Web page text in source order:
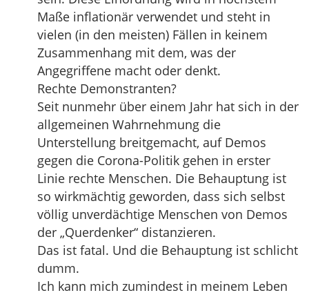
Maße inflationär verwendet und steht in
vielen (in den meisten) Fällen in keinem
Zusammenhang mit dem, was der
Angegriffene macht oder denkt.
Rechte Demonstranten?
Seit nunmehr über einem Jahr hat sich in der
allgemeinen Wahrnehmung die
Unterstellung breitgemacht, auf Demos
gegen die Corona-Politik gehen in erster
Linie rechte Menschen. Die Behauptung ist
so wirkmächtig geworden, dass sich selbst
völlig unverdächtige Menschen von Demos
der „Querdenker“ distanzieren.
Das ist fatal. Und die Behauptung ist schlicht
dumm.
Ich kann mich zumindest in meinem Leben